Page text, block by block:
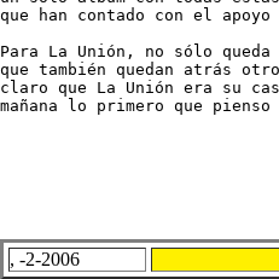
que han contado con el
Para La Unión, no sólo
que también quedan atrás
claro que La Unión era su
mañana lo primero que
, -2-2006